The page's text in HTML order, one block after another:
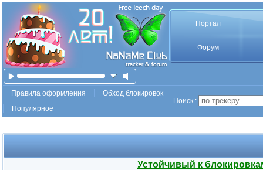
Портал
Форум
Правила оформления
Обход блокировок
Популярное
Поиск :
Устойчивый к